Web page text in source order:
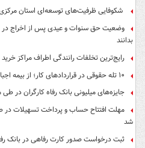
شکوفایی ظرفیت‌های توسعه‌ای استان مرکزی
وضعیت حق سنوات و عیدی پس از اخراج در
بدانند
رایج‌ترین تخلفات رانندگی اطراف مراکز خرید
۱۰ تله حقوقی در قراردادهای کار؛ از بیمه اجباری تا سفیدامضاء خطرناک
جایزه‌های میلیونی بانک رفاه کارگران در
شد
ثبت درخواست صدور کارت رفاهی در بانک